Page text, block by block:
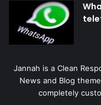
Jannah is a Clean
News and Blog
completely